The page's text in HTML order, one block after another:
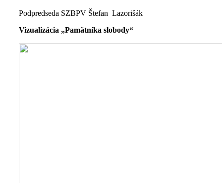
Podpredseda SZBPV Štefan Lazorišák
Vizualizácia „Pamätníka slobody“